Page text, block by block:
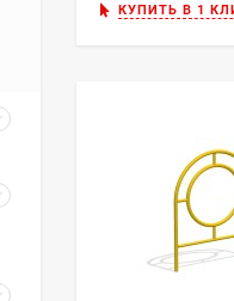
КУПИТЬ В 1